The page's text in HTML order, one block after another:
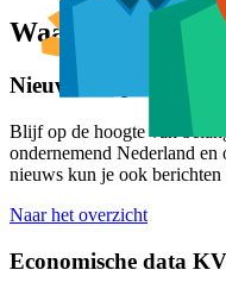
Waar kunnen
Nieuws- en
Blijf op de hoogte van
ondernemend Nederland en
nieuws kun je ook
Naar het overzicht
Economische data